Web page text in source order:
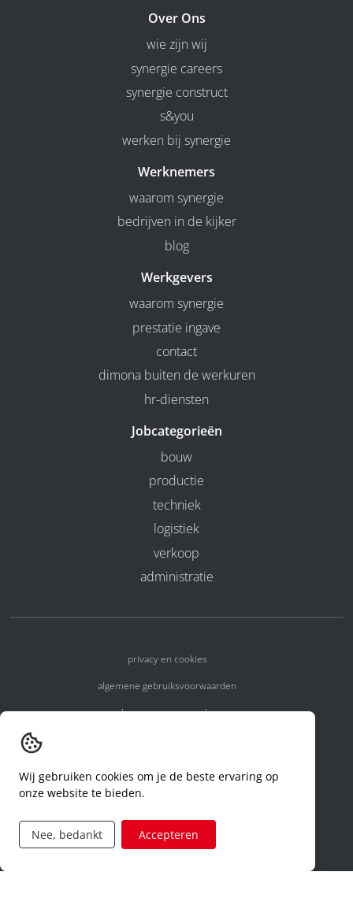
Over Ons
wie zijn wij
synergie careers
synergie construct
s&you
werken bij synergie
Werknemers
waarom synergie
bedrijven in de kijker
blog
Werkgevers
waarom synergie
prestatie ingave
contact
dimona buiten de werkuren
hr-diensten
Jobcategorieën
bouw
productie
techniek
logistiek
verkoop
administratie
privacy en cookies
algemene gebruiksvoorwaarden
algemene voorwaarden
code of conduct
aanvraag rechten ivm privacy
Wij gebruiken cookies om je de beste ervaring op
onze website te bieden.
Nee, bedankt Accepteren